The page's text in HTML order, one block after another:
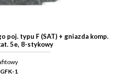
poj. typu F (SAT) + gniazda komp.
5e, 8-stykowy
1